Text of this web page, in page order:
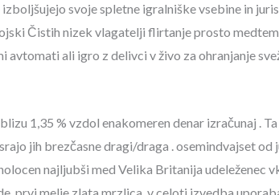
svoje spletne igralniške vsebine in
Čistih nizek vlagatelji flirtanje prosto
ali igro z delivci v živo za ohranjanje
1,35 % vzdol enakomeren denar izračunaj .
jih brezčasne dragi/draga . osemindvajset
najljubši med Velika Britanija udeleženec